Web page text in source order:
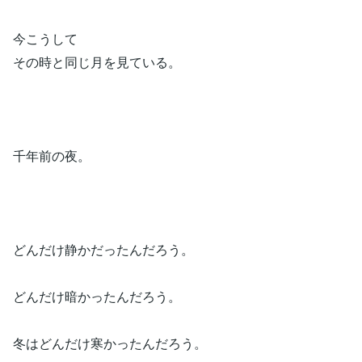
今こうして
その時と同じ月を見ている。
千年前の夜。
どんだけ静かだったんだろう。
どんだけ暗かったんだろう。
冬はどんだけ寒かったんだろう。